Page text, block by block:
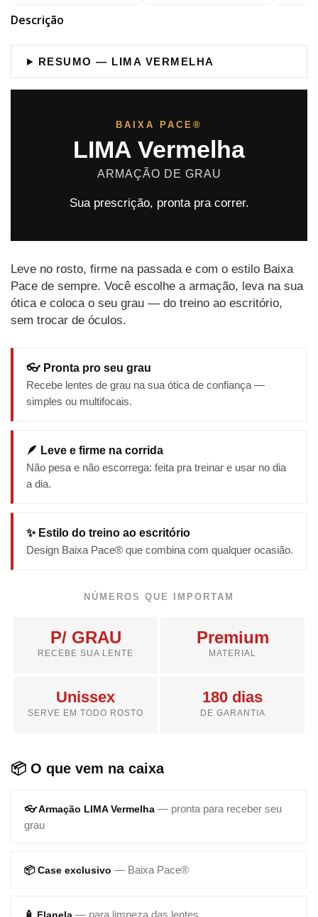
Descrição
RESUMO — LIMA VERMELHA
BAIXA PACE®
LIMA Vermelha
ARMAÇÃO DE GRAU
Sua prescrição, pronta pra correr.
Leve no rosto, firme na passada e com o estilo Baixa
Pace de sempre. Você escolhe a armação, leva na sua
ótica e coloca o seu grau — do treino ao escritório,
sem trocar de óculos.
👓 Pronta pro seu grau
Recebe lentes de grau na sua ótica de confiança —
simples ou multifocais.
🪶 Leve e firme na corrida
Não pesa e não escorrega: feita pra treinar e usar no dia
a dia.
✨ Estilo do treino ao escritório
Design Baixa Pace® que combina com qualquer ocasião.
NÚMEROS QUE IMPORTAM
P/ GRAU
RECEBE SUA LENTE
Premium
MATERIAL
Unissex
SERVE EM TODO ROSTO
180 dias
DE GARANTIA
📦 O que vem na caixa
👓 Armação LIMA Vermelha — pronta para receber seu
grau
📦 Case exclusivo — Baixa Pace®
— para limpeza das lentes